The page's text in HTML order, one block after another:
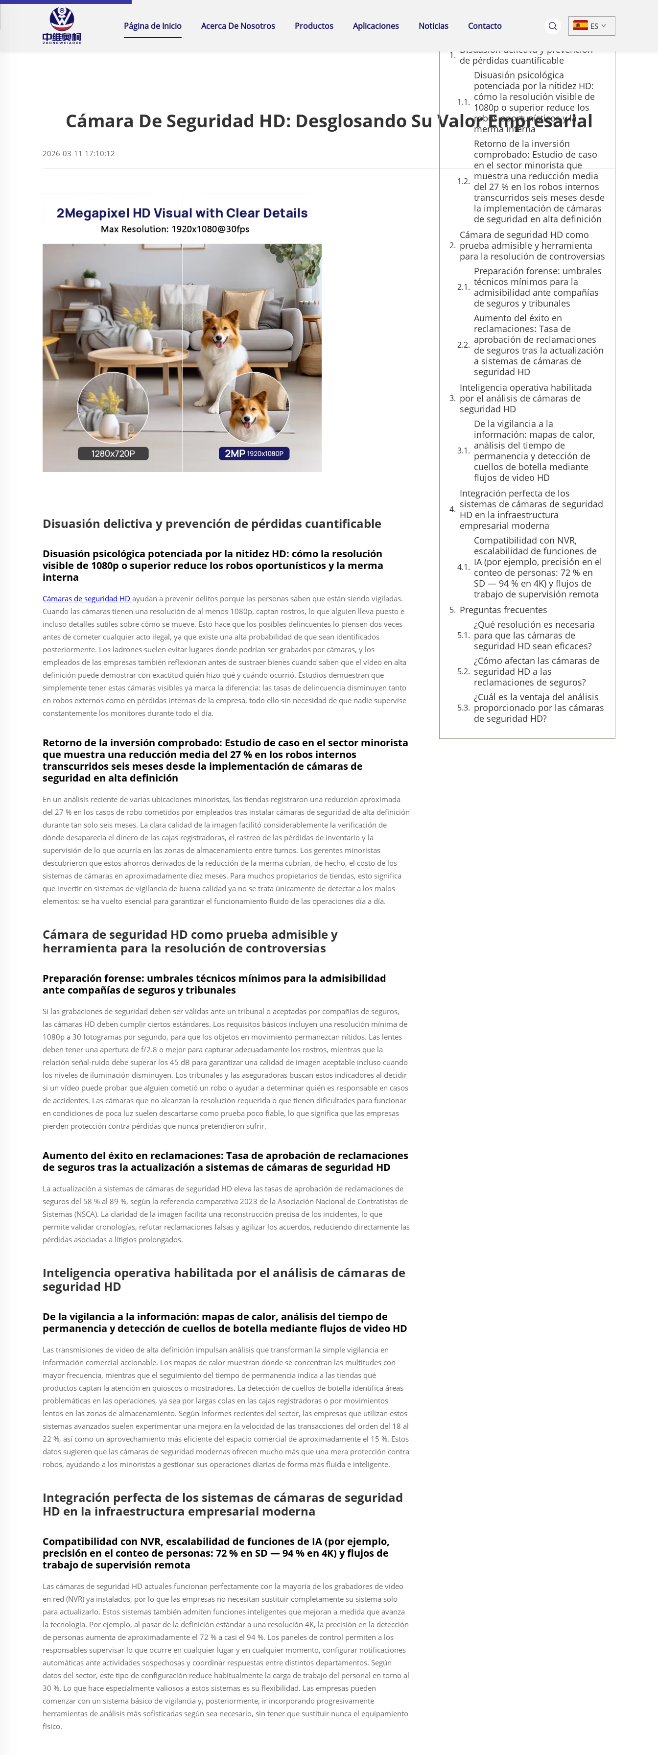
Página de Inicio Acerca De Nosotros Productos Aplicaciones Noticias Contacto ES
Cámara De Seguridad HD: Desglosando Su Valor Empresarial
2026-03-11 17:10:12
Disuasión delictiva y prevención de pérdidas cuantificable
Disuasión psicológica potenciada por la nitidez HD: cómo la resolución
visible de 1080p o superior reduce los robos oportunísticos y la merma
interna
Cámaras de seguridad HD ayudan a prevenir delitos porque las personas saben que están siendo vigiladas.
Cuando las cámaras tienen una resolución de al menos 1080p, captan rostros, lo que alguien lleva puesto e
incluso detalles sutiles sobre cómo se mueve. Esto hace que los posibles delincuentes lo piensen dos veces
antes de cometer cualquier acto ilegal, ya que existe una alta probabilidad de que sean identificados
posteriormente. Los ladrones suelen evitar lugares donde podrían ser grabados por cámaras, y los
empleados de las empresas también reflexionan antes de sustraer bienes cuando saben que el vídeo en alta
definición puede demostrar con exactitud quién hizo qué y cuándo ocurrió. Estudios demuestran que
simplemente tener estas cámaras visibles ya marca la diferencia: las tasas de delincuencia disminuyen tanto
en robos externos como en pérdidas internas de la empresa, todo ello sin necesidad de que nadie supervise
constantemente los monitores durante todo el día.
Retorno de la inversión comprobado: Estudio de caso en el sector minorista
que muestra una reducción media del 27 % en los robos internos
transcurridos seis meses desde la implementación de cámaras de
seguridad en alta definición
En un análisis reciente de varias ubicaciones minoristas, las tiendas registraron una reducción aproximada
del 27 % en los casos de robo cometidos por empleados tras instalar cámaras de seguridad de alta definición
durante tan solo seis meses. La clara calidad de la imagen facilitó considerablemente la verificación de
dónde desaparecía el dinero de las cajas registradoras, el rastreo de las pérdidas de inventario y la
supervisión de lo que ocurría en las zonas de almacenamiento entre turnos. Los gerentes minoristas
descubrieron que estos ahorros derivados de la reducción de la merma cubrían, de hecho, el costo de los
sistemas de cámaras en aproximadamente diez meses. Para muchos propietarios de tiendas, esto significa
que invertir en sistemas de vigilancia de buena calidad ya no se trata únicamente de detectar a los malos
elementos: se ha vuelto esencial para garantizar el funcionamiento fluido de las operaciones día a día.
Cámara de seguridad HD como prueba admisible y
herramienta para la resolución de controversias
Preparación forense: umbrales técnicos mínimos para la admisibilidad
ante compañías de seguros y tribunales
Si las grabaciones de seguridad deben ser válidas ante un tribunal o aceptadas por compañías de seguros,
las cámaras HD deben cumplir ciertos estándares. Los requisitos básicos incluyen una resolución mínima de
1080p a 30 fotogramas por segundo, para que los objetos en movimiento permanezcan nítidos. Las lentes
deben tener una apertura de f/2.8 o mejor para capturar adecuadamente los rostros, mientras que la
relación señal-ruido debe superar los 45 dB para garantizar una calidad de imagen aceptable incluso cuando
los niveles de iluminación disminuyen. Los tribunales y las aseguradoras buscan estos indicadores al decidir
si un vídeo puede probar que alguien cometió un robo o ayudar a determinar quién es responsable en casos
de accidentes. Las cámaras que no alcanzan la resolución requerida o que tienen dificultades para funcionar
en condiciones de poca luz suelen descartarse como prueba poco fiable, lo que significa que las empresas
pierden protección contra pérdidas que nunca pretendieron sufrir.
Aumento del éxito en reclamaciones: Tasa de aprobación de reclamaciones
de seguros tras la actualización a sistemas de cámaras de seguridad HD
La actualización a sistemas de cámaras de seguridad HD eleva las tasas de aprobación de reclamaciones de
seguros del 58 % al 89 %, según la referencia comparativa 2023 de la Asociación Nacional de Contratistas de
Sistemas (NSCA). La claridad de la imagen facilita una reconstrucción precisa de los incidentes, lo que
permite validar cronologías, refutar reclamaciones falsas y agilizar los acuerdos, reduciendo directamente las
pérdidas asociadas a litigios prolongados.
Inteligencia operativa habilitada por el análisis de cámaras de
seguridad HD
De la vigilancia a la información: mapas de calor, análisis del tiempo de
permanencia y detección de cuellos de botella mediante flujos de video HD
Las transmisiones de video de alta definición impulsan análisis que transforman la simple vigilancia en
información comercial accionable. Los mapas de calor muestran dónde se concentran las multitudes con
mayor frecuencia, mientras que el seguimiento del tiempo de permanencia indica a las tiendas qué
productos captan la atención en quioscos o mostradores. La detección de cuellos de botella identifica áreas
problemáticas en las operaciones, ya sea por largas colas en las cajas registradoras o por movimientos
lentos en las zonas de almacenamiento. Según informes recientes del sector, las empresas que utilizan estos
sistemas avanzados suelen experimentar una mejora en la velocidad de las transacciones del orden del 18 al
22 %, así como un aprovechamiento más eficiente del espacio comercial de aproximadamente el 15 %. Estos
datos sugieren que las cámaras de seguridad modernas ofrecen mucho más que una mera protección contra
robos, ayudando a los minoristas a gestionar sus operaciones diarias de forma más fluida e inteligente.
Integración perfecta de los sistemas de cámaras de seguridad
HD en la infraestructura empresarial moderna
Compatibilidad con NVR, escalabilidad de funciones de IA (por ejemplo,
precisión en el conteo de personas: 72 % en SD — 94 % en 4K) y flujos de
trabajo de supervisión remota
Las cámaras de seguridad HD actuales funcionan perfectamente con la mayoría de los grabadores de vídeo
en red (NVR) ya instalados, por lo que las empresas no necesitan sustituir completamente su sistema solo
para actualizarlo. Estos sistemas también admiten funciones inteligentes que mejoran a medida que avanza
la tecnología. Por ejemplo, al pasar de la definición estándar a una resolución 4K, la precisión en la detección
de personas aumenta de aproximadamente el 72 % a casi el 94 %. Los paneles de control permiten a los
responsables supervisar lo que ocurre en cualquier lugar y en cualquier momento, configurar notificaciones
automáticas ante actividades sospechosas y coordinar respuestas entre distintos departamentos. Según
datos del sector, este tipo de configuración reduce habitualmente la carga de trabajo del personal en torno al
30 %. Lo que hace especialmente valiosos a estos sistemas es su flexibilidad. Las empresas pueden
comenzar con un sistema básico de vigilancia y, posteriormente, ir incorporando progresivamente
herramientas de análisis más sofisticadas según sea necesario, sin tener que sustituir nunca el equipamiento
físico.
Disuasión delictiva y prevención
de pérdidas cuantificable
Disuasión psicológica
potenciada por la nitidez HD:
cómo la resolución visible de
1080p o superior reduce los
robos oportunísticos y la
merma interna
Retorno de la inversión
comprobado: Estudio de caso
en el sector minorista que
muestra una reducción media
del 27 % en los robos internos
transcurridos seis meses desde
la implementación de cámaras
de seguridad en alta definición
Cámara de seguridad HD como
prueba admisible y herramienta
para la resolución de controversias
Preparación forense: umbrales
técnicos mínimos para la
admisibilidad ante compañías
de seguros y tribunales
Aumento del éxito en
reclamaciones: Tasa de
aprobación de reclamaciones
de seguros tras la actualización
a sistemas de cámaras de
seguridad HD
Inteligencia operativa habilitada
por el análisis de cámaras de
seguridad HD
De la vigilancia a la
información: mapas de calor,
análisis del tiempo de
permanencia y detección de
cuellos de botella mediante
flujos de video HD
Integración perfecta de los
sistemas de cámaras de seguridad
HD en la infraestructura
empresarial moderna
Compatibilidad con NVR,
escalabilidad de funciones de
IA (por ejemplo, precisión en el
conteo de personas: 72 % en
SD — 94 % en 4K) y flujos de
trabajo de supervisión remota
Preguntas frecuentes
¿Qué resolución es necesaria
para que las cámaras de
seguridad HD sean eficaces?
¿Cómo afectan las cámaras de
seguridad HD a las
reclamaciones de seguros?
¿Cuál es la ventaja del análisis
proporcionado por las cámaras
de seguridad HD?